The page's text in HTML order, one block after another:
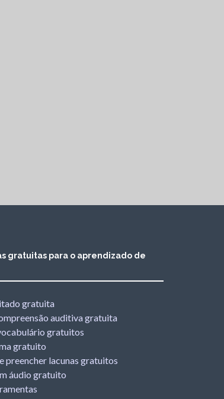
gratuitas para o aprendizado de
gratuita
auditiva gratuita
gratuitos
gratuito
preencher lacunas gratuitos
áudio gratuito